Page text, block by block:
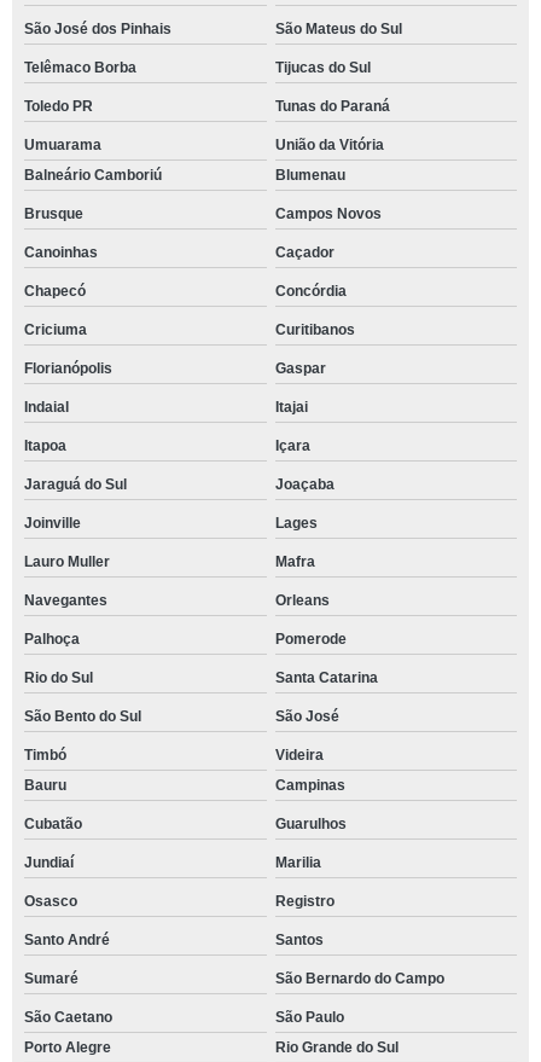
São José dos Pinhais São Mateus do Sul
Telêmaco Borba Tijucas do Sul
Toledo PR Tunas do Paraná
Umuarama
União da Vitória
Balneário Camboriú
Blumenau
Brusque Campos Novos
Canoinhas Caçador
Chapecó Concórdia
Criciuma Curitibanos
Florianópolis Gaspar
Indaial Itajai
Itapoa Içara
Jaraguá do Sul Joaçaba
Joinville Lages
Lauro Muller Mafra
Navegantes Orleans
Palhoça Pomerode
Rio do Sul Santa Catarina
São Bento do Sul São José
Timbó
Videira
Bauru
Campinas
Cubatão Guarulhos
Jundiaí Marilia
Osasco Registro
Santo André Santos
Sumaré São Bernardo do Campo
São Caetano
São Paulo
Porto Alegre
Rio Grande do Sul